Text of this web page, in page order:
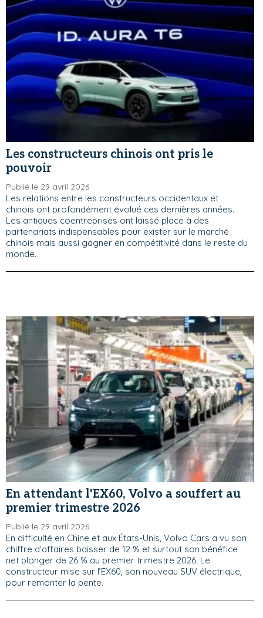
Les constructeurs chinois ont pris le
pouvoir
Publié le 29 avril 2026
Les relations entre les constructeurs occidentaux et
chinois ont profondément évolué ces dernières années.
Les antiques coentreprises ont laissé place à des
partenariats indispensables pour exister sur le marché
chinois mais aussi gagner en compétitivité dans le reste du
monde.
En attendant l'EX60, Volvo a souffert au
premier trimestre 2026
Publié le 29 avril 2026
En difficulté en Chine et aux États-Unis, Volvo Cars a vu son
chiffre d’affaires baisser de 12 % et surtout son bénéfice
net plonger de 26 % au premier trimestre 2026. Le
constructeur mise sur l’EX60, son nouveau SUV électrique,
pour remonter la pente.